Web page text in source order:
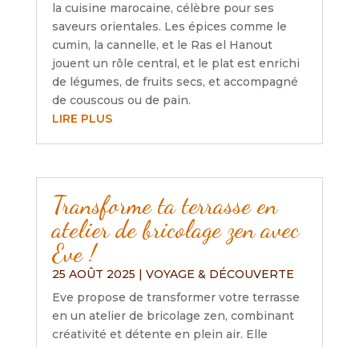
la cuisine marocaine, célèbre pour ses
saveurs orientales. Les épices comme le
cumin, la cannelle, et le Ras el Hanout
jouent un rôle central, et le plat est enrichi
de légumes, de fruits secs, et accompagné
de couscous ou de pain.
LIRE PLUS
Transforme ta terrasse en
atelier de bricolage zen avec
Eve !
25 AOÛT 2025
VOYAGE & DÉCOUVERTE
Eve propose de transformer votre terrasse
en un atelier de bricolage zen, combinant
créativité et détente en plein air. Elle